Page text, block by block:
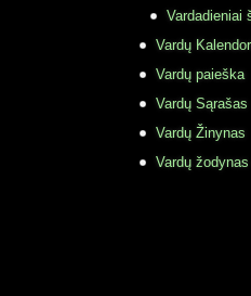
Vardadieniai
Vardų
Vardų paieška
Vardų Sąrašas
Vardų Žinynas
Vardų